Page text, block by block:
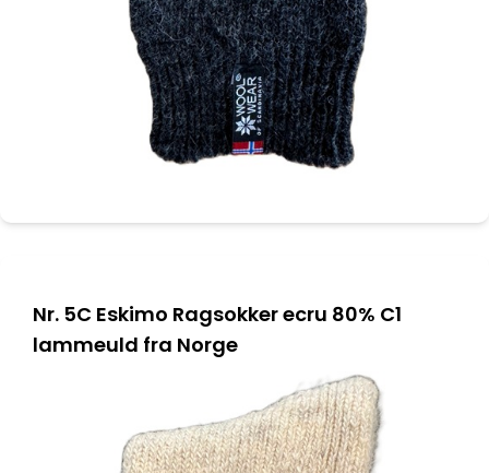
Nr. 5C Eskimo Ragsokker ecru 80% C1
lammeuld fra Norge